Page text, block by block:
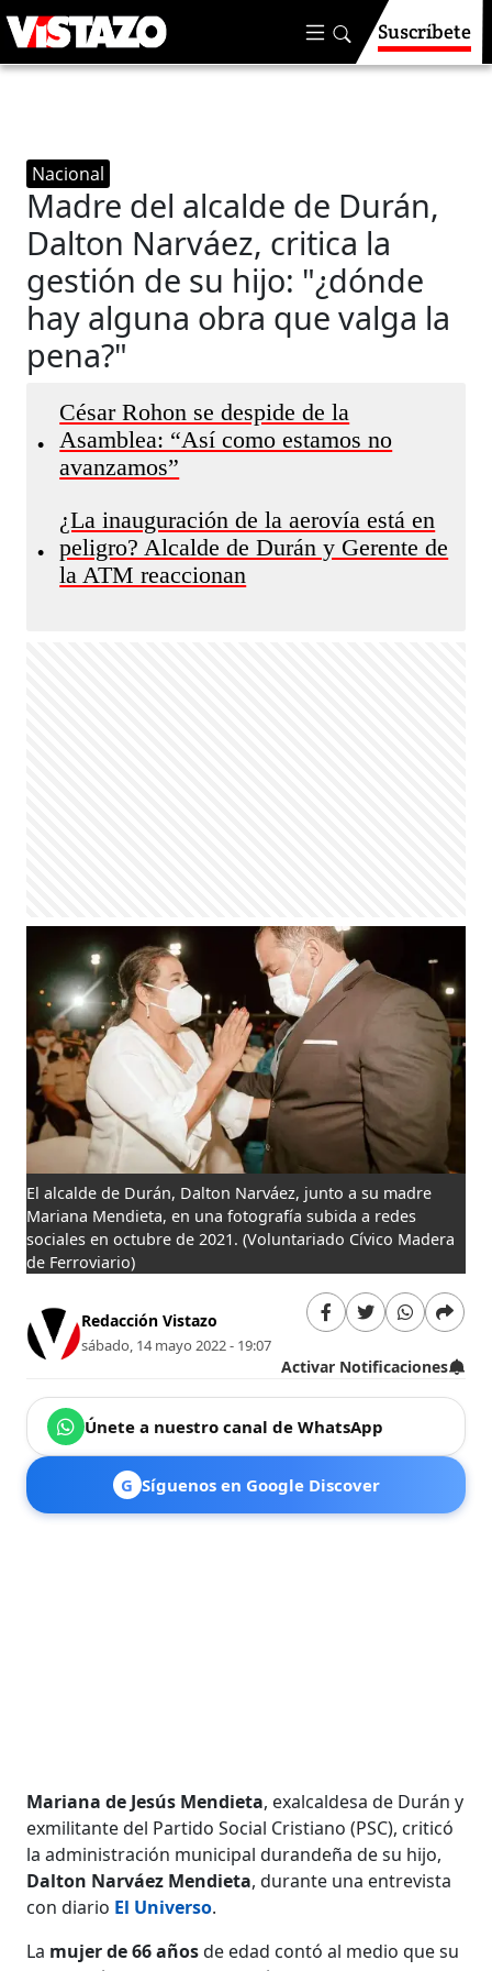
Suscríbete
Nacional
Madre del alcalde de Durán,
Dalton Narváez, critica la
gestión de su hijo: "¿dónde
hay alguna obra que valga la
pena?"
•
César Rohon se despide de la
Asamblea: “Así como estamos no
avanzamos”
•
¿La inauguración de la aerovía está en
peligro? Alcalde de Durán y Gerente de
la ATM reaccionan
El alcalde de Durán, Dalton Narváez, junto a su madre
Mariana Mendieta, en una fotografía subida a redes
sociales en octubre de 2021. (Voluntariado Cívico Madera
de Ferroviario)
Redacción Vistazo
sábado, 14 mayo 2022 - 19:07
Activar Notificaciones
Únete a nuestro canal de WhatsApp
G Síguenos en Google Discover
Mariana de Jesús Mendieta, exalcaldesa de Durán y
exmilitante del Partido Social Cristiano (PSC), criticó
la administración municipal durandeña de su hijo,
Dalton Narváez Mendieta, durante una entrevista
con diario El Universo.
La mujer de 66 añosde edad contó al medio que su